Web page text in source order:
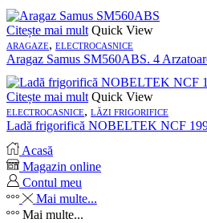
Citește mai mult Quick View
ARAGAZE, ELECTROCASNICE
Aragaz Samus SM560ABS. 4
Citește mai mult Quick View
ELECTROCASNICE, LĂZI FRIGORIFICE
Ladă frigorifică NOBELTEK NCF
Acasă
Magazin online
Contul meu
Mai multe...
Mai multe...